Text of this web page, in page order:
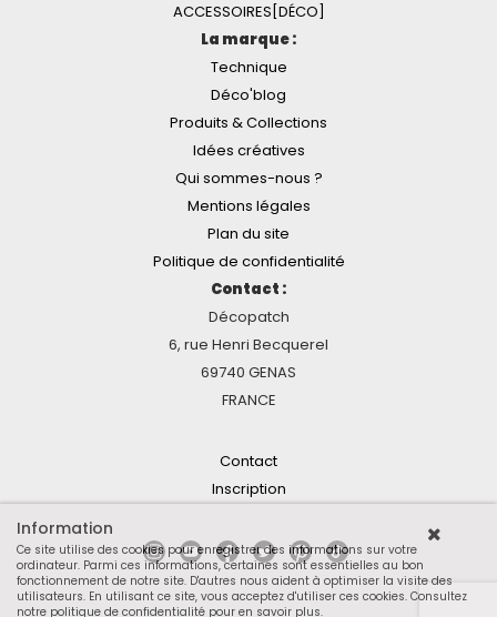
ACCESSOIRES[DÉCO]
La marque :
Technique
Déco'blog
Produits & Collections
Idées créatives
Qui sommes-nous ?
Mentions légales
Plan du site
Politique de confidentialité
Contact :
Décopatch
6, rue Henri Becquerel
69740 GENAS
FRANCE
Contact
Inscription
Information
Ce site utilise des cookies pour enregistrer des informations sur votre
ordinateur. Parmi ces informations, certaines sont essentielles au bon
fonctionnement de notre site. D'autres nous aident à optimiser la visite des
utilisateurs. En utilisant ce site, vous acceptez d'utiliser ces cookies. Consultez
notre politique de confidentialité pour en savoir plus.